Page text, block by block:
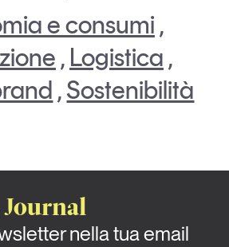
e consumi ,
, Logistica ,
,Sostenibilità
Journal
nella tua email